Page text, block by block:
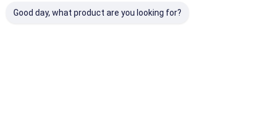
Good day, what product are you looking for?